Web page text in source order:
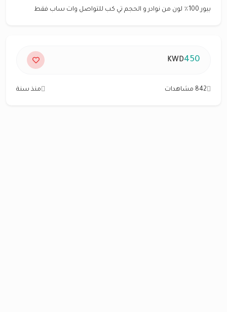
بيور 100٪؜ لون من نوادر و الحجم تي كب للتواصل وات ساب فقط
450
KWD
842 مشاهدات منذ سنة